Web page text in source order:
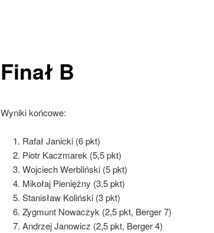
Finał B
Wyniki końcowe:
Rafał Janicki (6 pkt)
Piotr Kaczmarek (5,5 pkt)
Wojciech Werbliński (5 pkt)
Mikołaj Pieniężny (3,5 pkt)
Stanisław Koliński (3 pkt)
Zygmunt Nowaczyk (2,5 pkt, Berger 7)
Andrzej Janowicz (2,5 pkt, Berger 4)